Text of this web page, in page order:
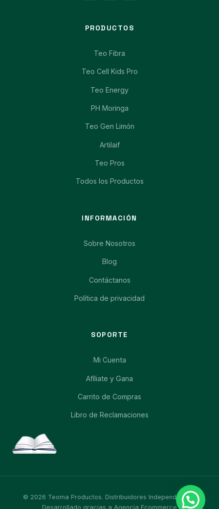
PRODUCTOS
Teo Fibra
Teo Cell Kids Pro
Teo Energy
PH Moringa
Teo Gen Limón
Artilaif
Teo Pros
Todos los Productos
INFORMACIÓN
Sobre Nosotros
Blog
Contáctanos
Política de privacidad
SOPORTE
Mi Cuenta
Afíliate y Gana
Carrito de Compras
Libro de Reclamaciones
© 2026 Teoma Productos. Distribuidores Independientes.
Desarrollado gracias a Agencia Ecommerce